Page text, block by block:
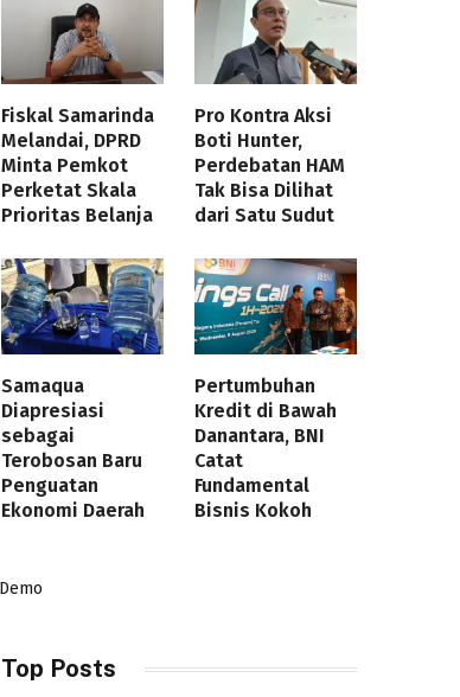
Fiskal Samarinda
Melandai, DPRD
Minta Pemkot
Perketat Skala
Prioritas Belanja
Pro Kontra Aksi
Boti Hunter,
Perdebatan HAM
Tak Bisa Dilihat
dari Satu Sudut
Samaqua
Diapresiasi
sebagai
Terobosan Baru
Penguatan
Ekonomi Daerah
Pertumbuhan
Kredit di Bawah
Danantara, BNI
Catat
Fundamental
Bisnis Kokoh
Top Posts